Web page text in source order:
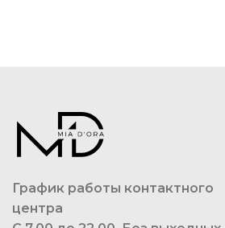
График работы контактного
центра